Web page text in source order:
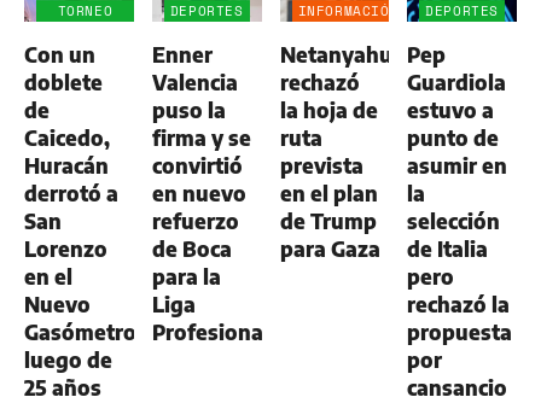
TORNEO
Con un
doblete
de
Caicedo,
Huracán
derrotó a
San
Lorenzo
en el
Nuevo
Gasómetro
luego de
25 años
DEPORTES
Enner
Valencia
puso la
firma y se
convirtió
en nuevo
refuerzo
de Boca
para la
Liga
Profesional
INFORMACIÓN
Netanyahu
rechazó
la hoja de
ruta
prevista
en el plan
de Trump
para Gaza
DEPORTES
Pep
Guardiola
estuvo a
punto de
asumir en
la
selección
de Italia
pero
rechazó la
propuesta
por
cansancio